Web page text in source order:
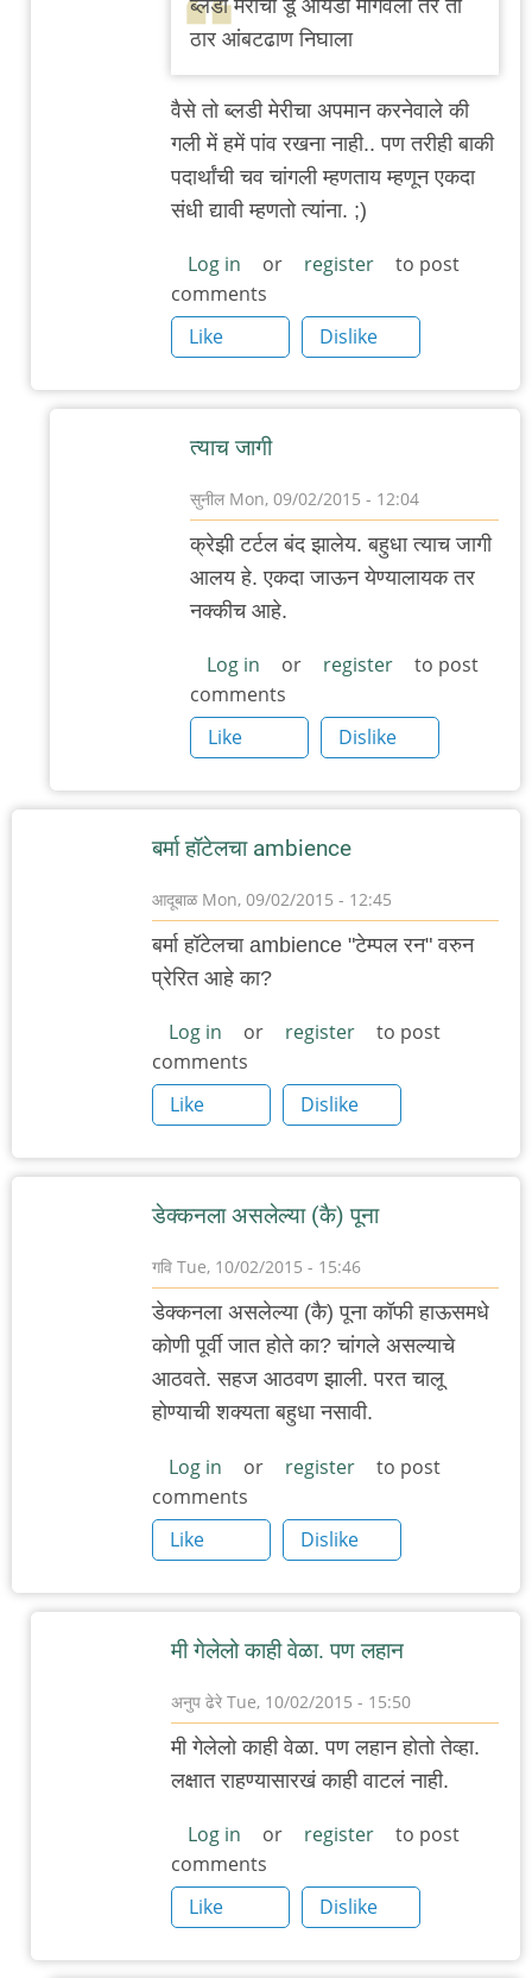
बँग्कॉक
स्ट्रीट
by
सुनील
ब्लडी मेरीचा डू आयडी मागवला तर तो
ठार आंबटढाण निघाला
वैसे तो ब्लडी मेरीचा अपमान करनेवाले की
गली में हमें पांव रखना नाही.. पण तरीही बाकी
पदार्थांची चव चांगली म्हणताय म्हणून एकदा
संधी द्यावी म्हणतो त्यांना. ;)
Log in or register
to post
comments
Like
Dislike
त्याच जागी
सुनील Mon, 09/02/2015 - 12:04
In
reply
आहे
हो
हे?
क्रेझी
by
क्रेझी टर्टल बंद झालेय. बहुधा त्याच जागी
आलय हे. एकदा जाऊन येण्यालायक तर
नक्कीच आहे.
Log in or register
to post
comments
Like
Dislike
बर्मा हॉटेलचा ambience
आदूबाळMon, 09/02/2015 - 12:45
बर्मा हॉटेलचा ambience "टेम्पल रन" वरुन
प्रेरित आहे का?
Log in or register
to post
comments
Like
Dislike
डेक्कनला असलेल्या (कै) पूना
गवि Tue, 10/02/2015 - 15:46
डेक्कनला असलेल्या (कै) पूना कॉफी हाऊसमधे
कोणी पूर्वी जात होते का? चांगले असल्याचे
आठवते. सहज आठवण झाली. परत चालू
होण्याची शक्यता बहुधा नसावी.
Log in or register
to post
comments
Like
Dislike
मी गेलेलो काही वेळा. पण लहान
अनुप ढेरे Tue, 10/02/2015 - 15:50
In
डेक्कनला
असलेल्या
(कै)
पूना
by
मी गेलेलो काही वेळा. पण लहान होतो तेव्हा.
लक्षात राहण्यासारखं काही वाटलं नाही.
Log in or register
to post
comments
Like
Dislike